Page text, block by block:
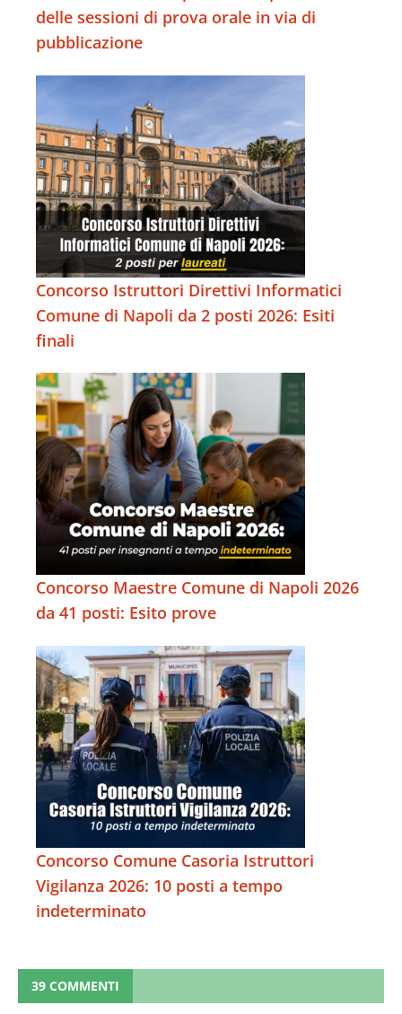
delle sessioni di prova orale in via di
pubblicazione
Concorso Istruttori Direttivi Informatici
Comune di Napoli da 2 posti 2026: Esiti
finali
Concorso Maestre Comune di Napoli 2026
da 41 posti: Esito prove
Concorso Comune Casoria Istruttori
Vigilanza 2026: 10 posti a tempo
indeterminato
39 COMMENTI